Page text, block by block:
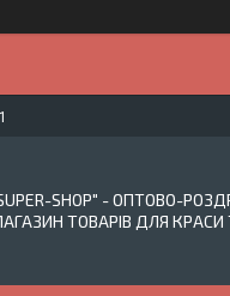
SHOP" - ОПТОВО-
ТОВАРІВ ДЛЯ